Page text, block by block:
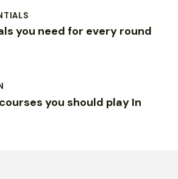
you need for every round
you should play In